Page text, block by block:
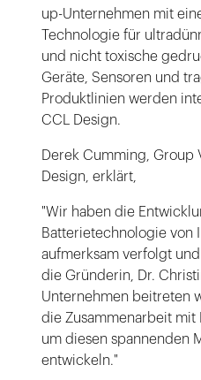
up-Unternehmen mit
Technologie für
und nicht toxische
Geräte, Sensoren und
Produktlinien werden
CCL Design.
Derek Cumming, Group
Design, erklärt,
"Wir haben die
Batterietechnologie von
aufmerksam verfolgt
die Gründerin, Dr.
Unternehmen beitreten
die Zusammenarbeit mit
um diesen spannenden
entwickeln."